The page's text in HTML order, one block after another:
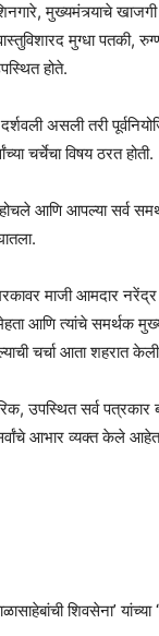
मुख्यमंत्र्याचे
मुग्धा पतकी,
होते.
दर्शवली असली तरी
चर्चेचा विषय ठरत होती.
आणि आपल्या सर्व
माजी आमदार नरेंद्र
आणि त्यांचे समर्थक
चर्चा आता शहरात
उपस्थित सर्व पत्रकार
सर्वांचे आभार व्यक्त केले
शिवसेना’